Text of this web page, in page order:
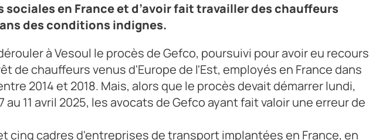
sociales en France et d’avoir fait travailler des chauffeurs
des conditions indignes.
à Vesoul le procès de Gefco, poursuivi pour avoir eu recours
de chauffeurs venus d'Europe de l'Est, employés en France dans
2014 et 2018. Mais, alors que le procès devait démarrer lundi,
11 avril 2025, les avocats de Gefco ayant fait valoir une erreur de
cinq cadres d'entreprises de transport implantées en France, en